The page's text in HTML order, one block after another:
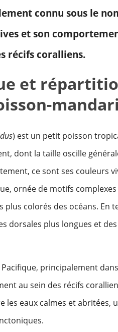
connu sous le
et son
récifs coralliens.
et
) est un petit poisson
dont la taille oscille
ce sont ses couleurs
ornée de motifs
plus colorés des océans. En
dorsales plus longues et
principalement
au sein des récifs
les eaux calmes et abritées,